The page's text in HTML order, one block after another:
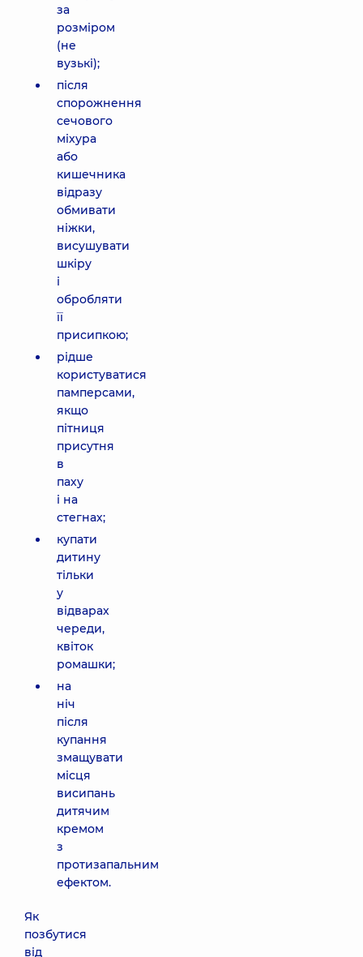
за
розміром
(не
вузькі);
після
спорожнення
сечового
міхура
або
кишечника
відразу
обмивати
ніжки,
висушувати
шкіру
і
обробляти
її
присипкою;
рідше
користуватися
памперсами,
якщо
пітниця
присутня
в
паху
і на
стегнах;
купати
дитину
тільки
у
відварах
череди,
квіток
ромашки;
на
ніч
після
купання
змащувати
місця
висипань
дитячим
кремом
з
протизапальним
ефектом.
Як
позбутися
від